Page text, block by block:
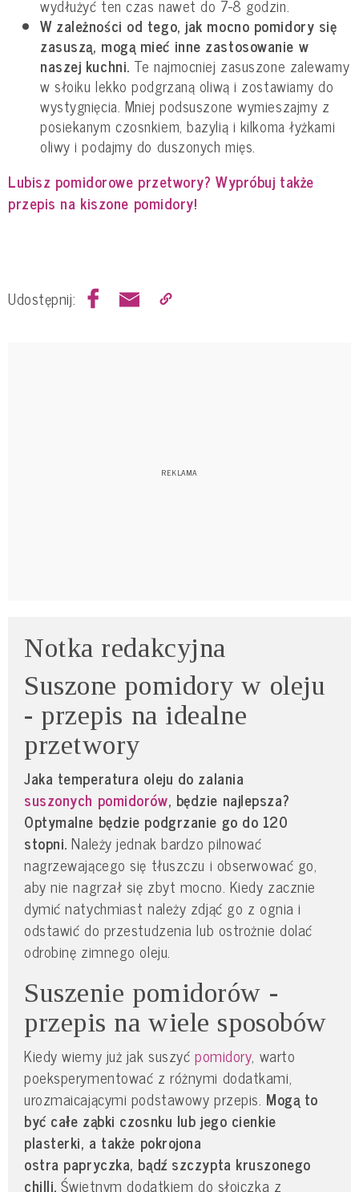
wydłużyć ten czas nawet do 7-8 godzin.
W zależności od tego, jak mocno pomidory się
zasuszą, mogą mieć inne zastosowanie w
naszej kuchni. Te najmocniej zasuszone zalewamy
w słoiku lekko podgrzaną oliwą i zostawiamy do
wystygnięcia. Mniej podsuszone wymieszajmy z
posiekanym czosnkiem, bazylią i kilkoma łyżkami
oliwy i podajmy do duszonych mięs.
Lubisz pomidorowe przetwory? Wypróbuj także
przepis na kiszone pomidory!
Udostępnij:
Notka redakcyjna
Suszone pomidory w oleju
- przepis na idealne
przetwory
Jaka temperatura oleju do zalania
suszonych pomidorów, będzie najlepsza?
Optymalne będzie podgrzanie go do 120
stopni.Należy jednak bardzo pilnować
nagrzewającego się tłuszczu i obserwować go,
aby nie nagrzał się zbyt mocno. Kiedy zacznie
dymić natychmiast należy zdjąć go z ognia i
odstawić do przestudzenia lub ostrożnie dolać
odrobinę zimnego oleju.
Suszenie pomidorów -
przepis na wiele sposobów
Kiedy wiemy już jak suszyć pomidory, warto
poeksperymentować z różnymi dodatkami,
urozmaicającymi podstawowy przepis. Mogą to
być całe ząbki czosnku lub jego cienkie
plasterki, a także pokrojona
ostra papryczka, bądź szczypta kruszonego
chilli.Świetnym dodatkiem do słoiczka z